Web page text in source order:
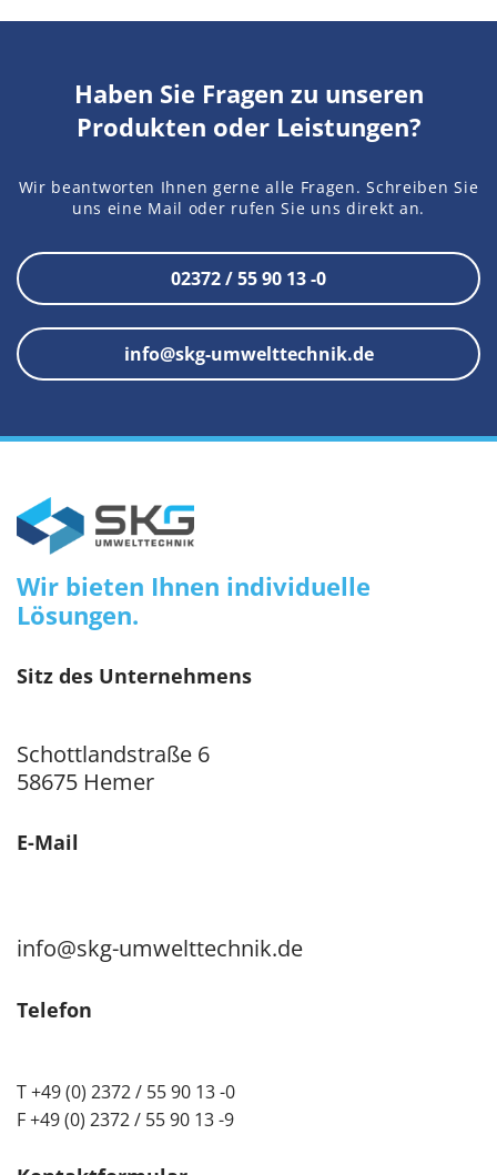
Haben Sie Fragen zu unseren
Produkten oder Leistungen?
Wir beantworten Ihnen gerne alle Fragen. Schreiben Sie
uns eine Mail oder rufen Sie uns direkt an.
02372 / 55 90 13 -0
info@skg-umwelttechnik.de
Wir bieten Ihnen individuelle
Lösungen.
Sitz des Unternehmens
Schottlandstraße 6
58675 Hemer
E-Mail
info@skg-umwelttechnik.de
Telefon
T +49 (0) 2372 / 55 90 13 -0
F +49 (0) 2372 / 55 90 13 -9